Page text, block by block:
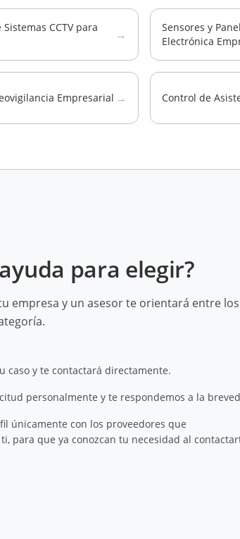
CCTV para
→
Sensores y
Electrónica
Empresarial → Control de
para elegir?
empresa y un asesor te orientará entre los
caso y te contactará directamente.
personalmente y te respondemos a la
únicamente con los proveedores que
para que ya conozcan tu necesidad al